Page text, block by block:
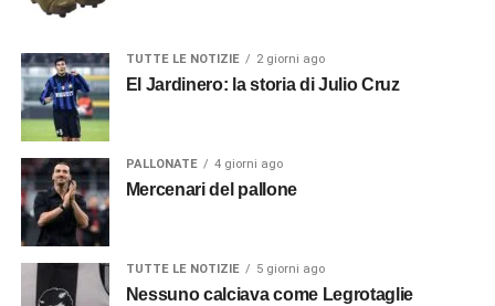
TUTTE LE NOTIZIE 2 giorni ago
El Jardinero: la storia di Julio Cruz
PALLONATE 4 giorni ago
Mercenari del pallone
TUTTE LE NOTIZIE 5 giorni ago
Nessuno calciava come Legrotaglie